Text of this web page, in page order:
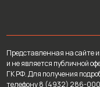
Представленная на сайте
и не является публичной
ГК РФ. Для получения
телефону 8 (4932) 286-